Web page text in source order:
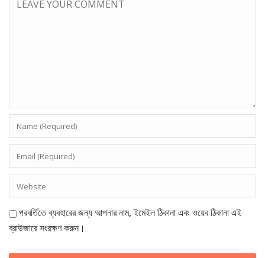
পরবর্তিতে ব্যবহারের জন্য আপনার নাম, ইমেইল ঠিকানা এবং ওয়েব ঠিকানা এই
ব্রাউজারে সংরক্ষণ করুন।